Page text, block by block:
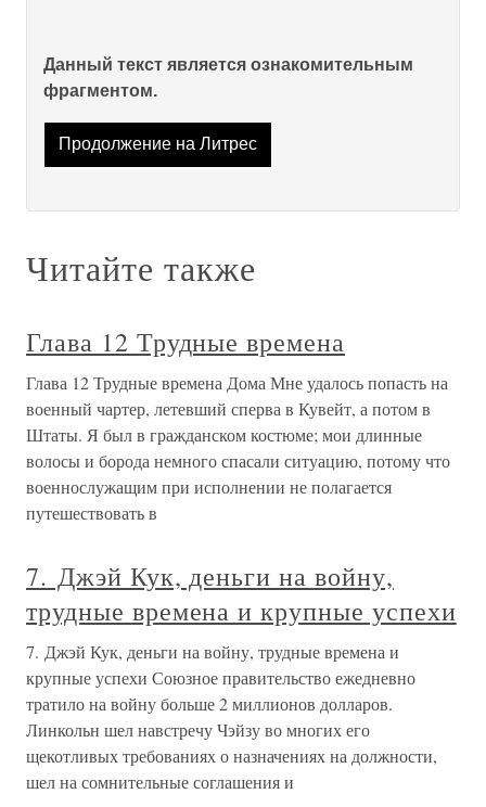
Данный текст является ознакомительным
фрагментом.
Продолжение на Литрес
Читайте также
Глава 12 Трудные времена
Глава 12 Трудные времена Дома Мне удалось попасть на
военный чартер, летевший сперва в Кувейт, а потом в
Штаты. Я был в гражданском костюме; мои длинные
волосы и борода немного спасали ситуацию, потому что
военнослужащим при исполнении не полагается
путешествовать в
7. Джэй Кук, деньги на войну,
трудные времена и крупные успехи
7. Джэй Кук, деньги на войну, трудные времена и
крупные успехи Союзное правительство ежедневно
тратило на войну больше 2 миллионов долларов.
Линкольн шел навстречу Чэйзу во многих его
щекотливых требованиях о назначениях на должности,
шел на сомнительные соглашения и